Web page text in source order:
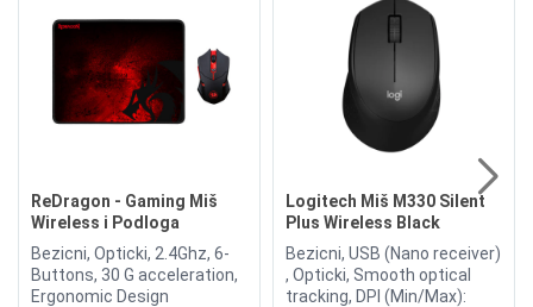
ReDragon - Gaming Miš
Wireless i Podloga
M601WL-BA 2u1
Bezicni, Opticki, 2.4Ghz, 6-
Buttons, 30 G acceleration,
Ergonomic Design
Logitech Miš M330 Silent
Plus Wireless Black
Bezicni, USB (Nano receiver)
, Opticki, Smooth optical
tracking, DPI (Min/Max):